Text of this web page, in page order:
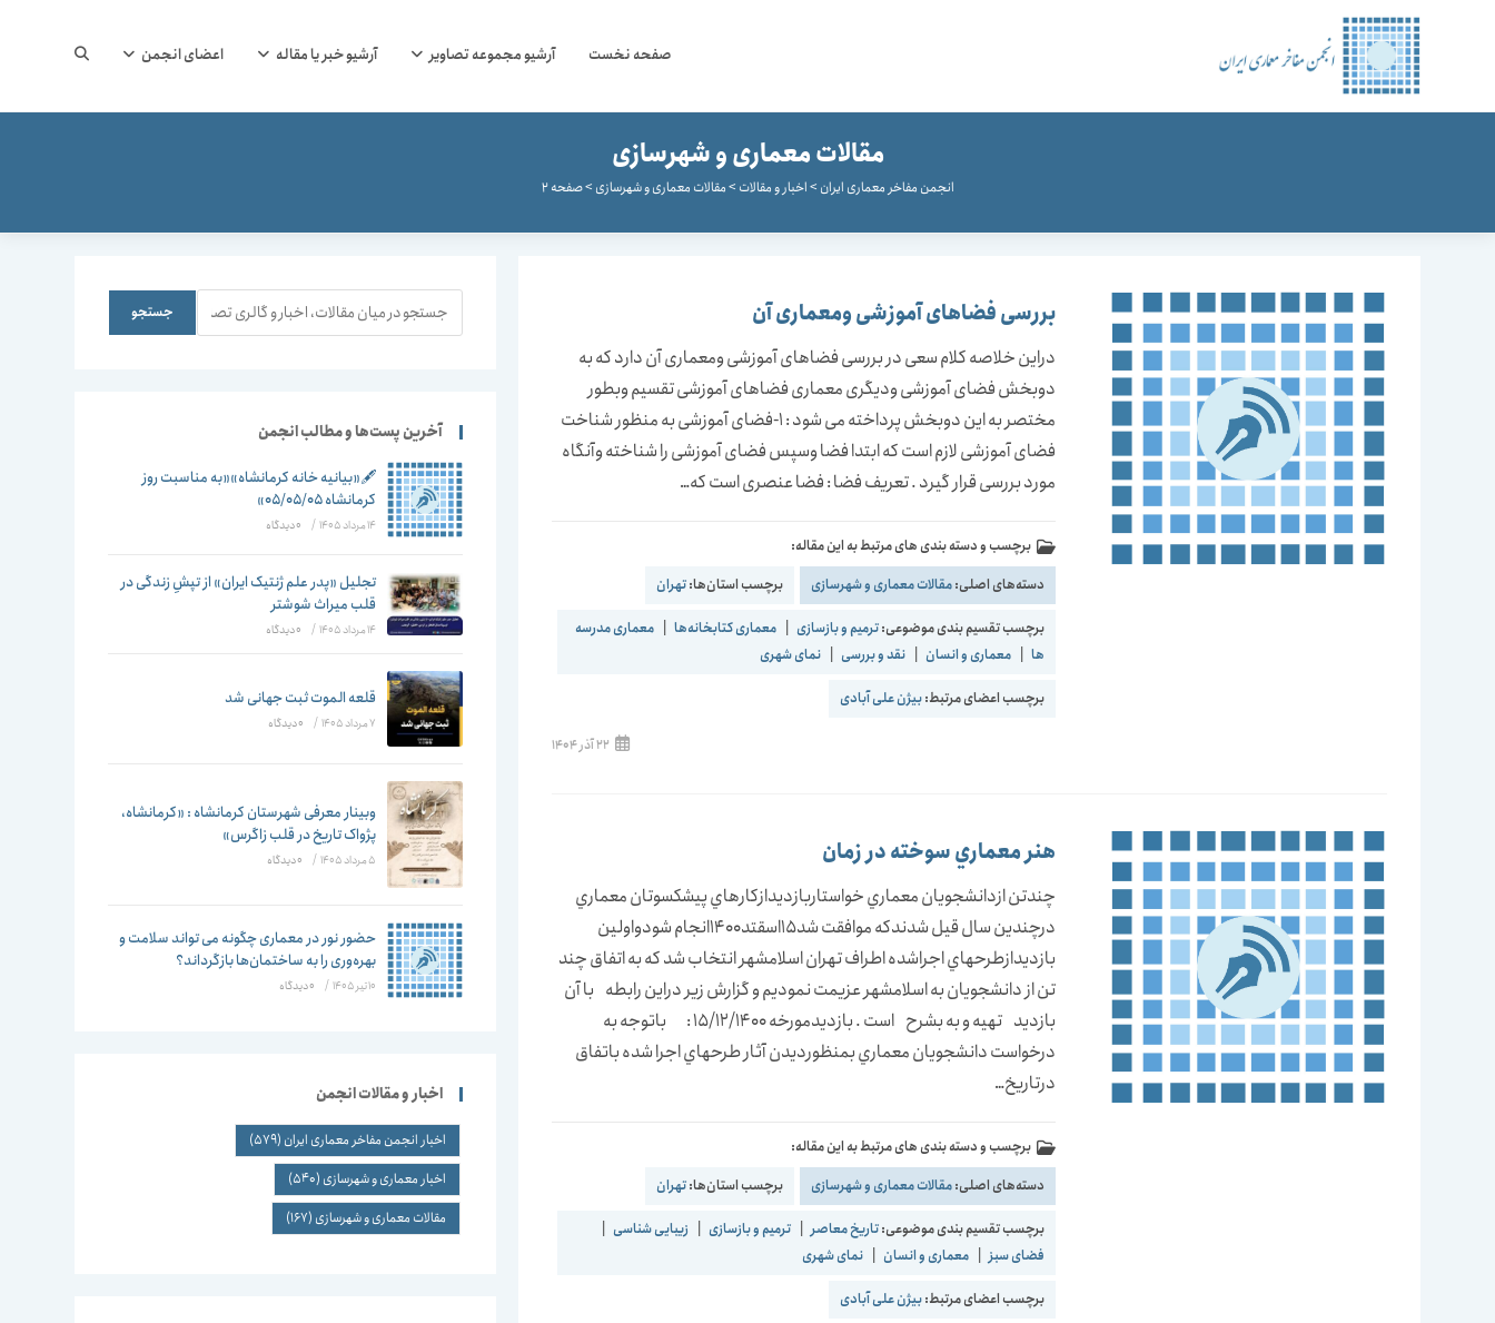
صفحه نخست آرشیو مجموعه تصاویر آرشیو خبر یا مقاله اعضای انجمن جستجوی
مقالات معماری و شهرسازی
انجمن مفاخر معماری ایران >اخبار و مقالات >مقالات معماری و شهرسازی >صفحه 2
بررسی فضاهای آموزشی ومعماری آن
دراین خلاصه کلام سعی در بررسی فضاهای آموزشی ومعماری آن دارد که به
دوبخش فضای آموزشی ودیگری معماری فضاهای آموزشی تقسیم وبطور
مختصر به این دوبخش پرداخته می شود : 1-فضای آموزشی به منظور شناخت
فضای آموزشی لازم است که ابتدا فضا وسپس فضای آموزشی را شناخته وآنگاه
مورد بررسی قرار گیرد . تعریف فضا : فضا عنصری است که…
برچسب و دسته بندی های مرتبط به این مقاله:
دسته‌های اصلی:مقالات معماری و شهرسازی برچسب استان‌ها:تهران
برچسب تقسیم بندی موضوعی:ترمیم و بازسازی معماری کتابخانه‌ها
معماری مدرسه
ها
معماری و انسان نقد و بررسی نمای شهری
برچسب اعضای مرتبط:بیژن علی آبادی
نوشته
منتشر
22 آذر 1404
هنر معماري سوخته در زمان
چندتن ازدانشجويان معماري خواستاربازديدازكارهاي پيشكسوتان معماري
درچندين سال قيل شدندكه موافقت شد15اسقتد1400انجام شودواولين
بازديدازطرحهاي اجراشده اطراف تهران اسلامشهر انتخاب شد كه به اتفاق چند
تن از دانشجويان به اسلامشهر عزيمت نموديم و گزارش زير دراين رابطه با آن
بازديد تهيه و به بشرح است . بازديدمورخه 15/12/1400 : باتوجه به
درخواست دانشجويان معماري بمنظورديدن آثار طرحهاي اجرا شده باتفاق
درتاريخ…
برچسب و دسته بندی های مرتبط به این مقاله:
دسته‌های اصلی:مقالات معماری و شهرسازی برچسب استان‌ها:تهران
برچسب تقسیم بندی موضوعی:تاریخ معاصر ترمیم و بازسازی زیبایی شناسی
فضای سبز
معماری و انسان نمای شهری
برچسب اعضای مرتبط:بیژن علی آبادی
جستجو جستجو
آخرین پست‌ها و مطالب انجمن
🖋️«بیانیه خانه کرمانشاه»«به مناسبت روز
کرمانشاه ۰۵/۰۵/۰۵»
14 مرداد 1405 / ۰ دیدگاه
تجلیل «پدر علم ژنتیک ایران» از تپشِ زندگی در
قلب میراث شوشتر
14 مرداد 1405 / ۰ دیدگاه
قلعه الموت ثبت جهانی شد
7 مرداد 1405 / ۰ دیدگاه
وبینار معرفی شهرستان کرمانشاه : «کرمانشاه،
پژواک تاریخ در قلب زاگرس»
5 مرداد 1405 / ۰ دیدگاه
حضور نور در معماری چگونه می تواند سلامت و
بهره‌وری را به ساختمان‌ها بازگرداند؟
10 تیر 1405 / ۰ دیدگاه
اخبار و مقالات انجمن
اخبار انجمن مفاخر معماری ایران (579)
اخبار معماری و شهرسازی (540)
مقالات معماری و شهرسازی (167)